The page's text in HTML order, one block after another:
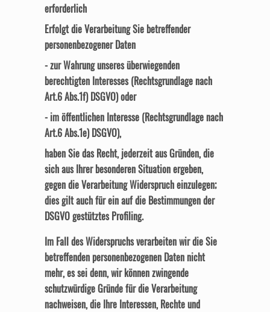
erforderlich
Erfolgt die Verarbeitung Sie betreffender
personenbezogener Daten
- zur Wahrung unseres überwiegenden
berechtigten Interesses (Rechtsgrundlage nach
Art.6 Abs.1f) DSGVO) oder
- im öffentlichen Interesse (Rechtsgrundlage nach
Art.6 Abs.1e) DSGVO),
haben Sie das Recht, jederzeit aus Gründen, die
sich aus Ihrer besonderen Situation ergeben,
gegen die Verarbeitung Widerspruch einzulegen;
dies gilt auch für ein auf die Bestimmungen der
DSGVO gestütztes Profiling.
Im Fall des Widerspruchs verarbeiten wir die Sie
betreffenden personenbezogenen Daten nicht
mehr, es sei denn, wir können zwingende
schutzwürdige Gründe für die Verarbeitung
nachweisen, die Ihre Interessen, Rechte und